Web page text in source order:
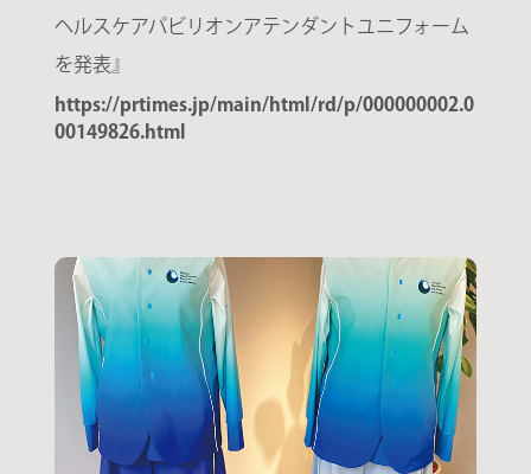
ヘルスケアパビリオンアテンダントユニフォーム
を発表』
https://prtimes.jp/main/html/rd/p/000000002.0
00149826.html